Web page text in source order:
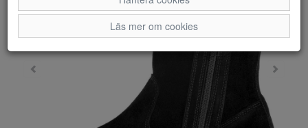
Läs mer om cookies